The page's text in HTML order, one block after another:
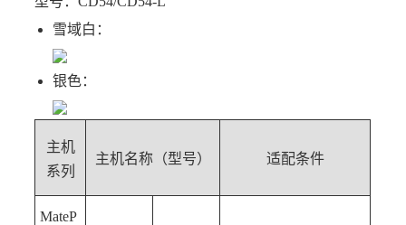
雪域白：
银色：
主机
系列
主机名称（型号） 适配条件
MateP